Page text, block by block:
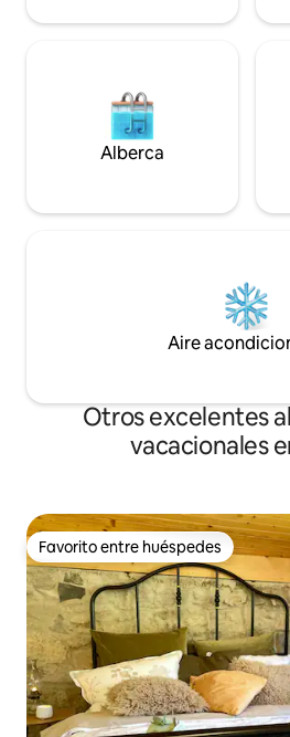
Alberca
Aire
Otros excelentes
vacacionales
Favorito entre huéspedes
Favorito entre huéspedes